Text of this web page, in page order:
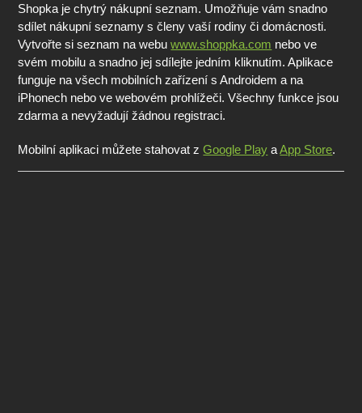
Shopka je chytrý nákupní seznam. Umožňuje vám snadno
sdílet nákupní seznamy s členy vaší rodiny či domácnosti.
Vytvořte si seznam na webuwww.shoppka.com nebo ve
svém mobilu a snadno jej sdílejte jedním kliknutím. Aplikace
funguje na všech mobilních zařízení s Androidem a na
iPhonech nebo ve webovém prohlížeči. Všechny funkce jsou
zdarma a nevyžadují žádnou registraci.
Mobilní aplikaci můžete stahovat zGoogle Play aApp Store.